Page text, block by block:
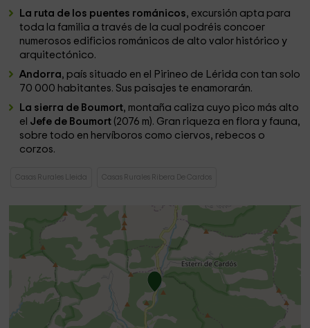
La ruta de los puentes románicos, excursión apta para
toda la familia a través de la cual podréis concoer
numerosos edificios románicos de alto valor histórico y
arquitectónico.
Andorra, país situado en el Pirineo de Lérida con tan solo
70 000 habitantes. Sus paisajes te enamorarán.
La sierra de Boumort, montaña caliza cuyo pico más alto
el Jefe de Boumort (2076 m). Gran riqueza en flora y fauna,
sobre todo en hervíboros como ciervos, rebecos o
corzos.
Casas Rurales Lleida Casas Rurales Ribera De Cardos